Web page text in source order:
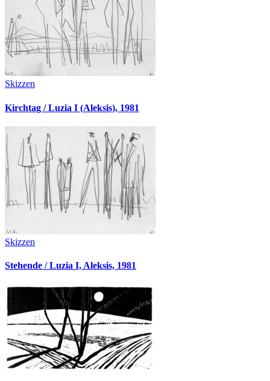
Skizzen
Kirchtag / Luzia I (Aleksis), 1981
Skizzen
Stehende / Luzia I, Aleksis, 1981